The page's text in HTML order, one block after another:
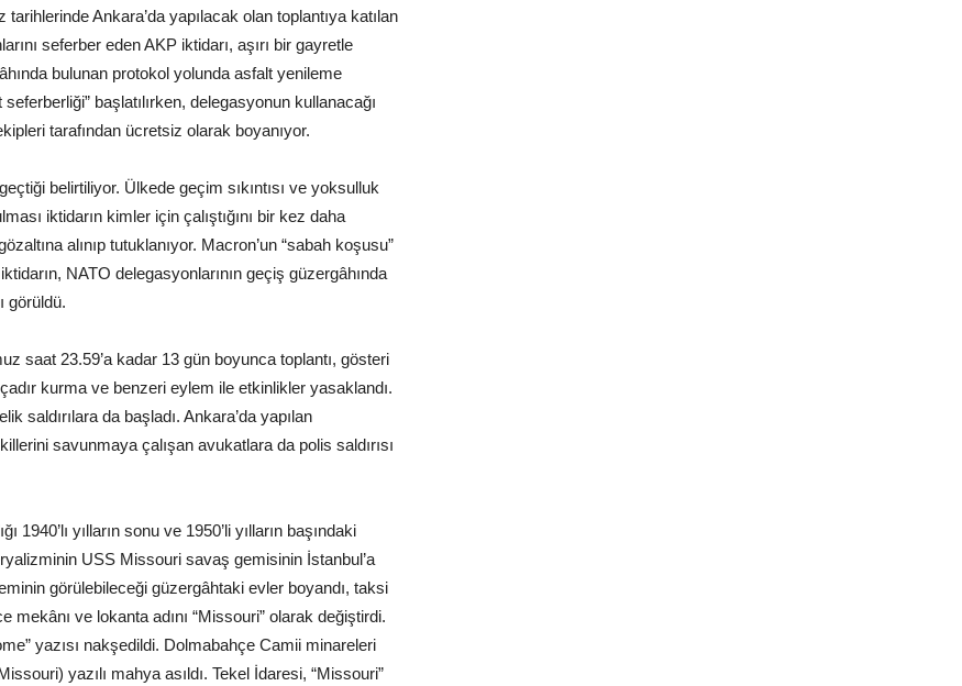
Ankara’da yapılacak olan toplantıya katılan
seferber eden AKP iktidarı, aşırı bir gayretle
bulunan protokol yolunda asfalt yenileme
başlatılırken, delegasyonun kullanacağı
tarafından ücretsiz olarak boyanıyor.
belirtiliyor. Ülkede geçim sıkıntısı ve yoksulluk
iktidarın kimler için çalıştığını bir kez daha
alınıp tutuklanıyor. Macron’un “sabah koşusu”
NATO delegasyonlarının geçiş güzergâhında
görüldü.
saat 23.59’a kadar 13 gün boyunca toplantı, gösteri
kurma ve benzeri eylem ile etkinlikler yasaklandı.
saldırılara da başladı. Ankara’da yapılan
savunmaya çalışan avukatlara da polis saldırısı
yılların sonu ve 1950’li yılların başındaki
USS Missouri savaş gemisinin İstanbul’a
görülebileceği güzergâhtaki evler boyandı, taksi
ve lokanta adını “Missouri” olarak değiştirdi.
yazısı nakşedildi. Dolmabahçe Camii minareleri
yazılı mahya asıldı. Tekel İdaresi, “Missouri”